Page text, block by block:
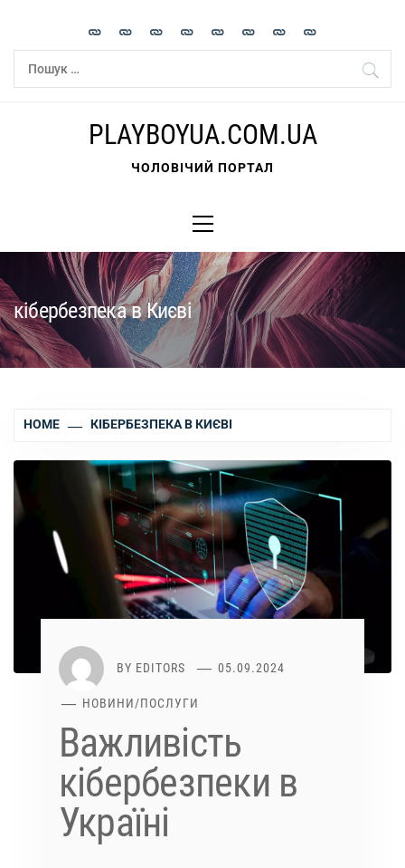
content
Пошук:
PLAYBOYUA.COM.UA
ЧОЛОВІЧИЙ ПОРТАЛ
Menu
кібербезпека в Києві
HOME КІБЕРБЕЗПЕКА В КИЄВІ
BY EDITORS 05.09.2024
НОВИНИ/ПОСЛУГИ
Важливість
кібербезпеки в
Україні